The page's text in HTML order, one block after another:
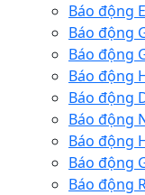
Báo động
Báo động
Báo động
Báo động
Báo động
Báo động
Báo động
Báo động
Báo động